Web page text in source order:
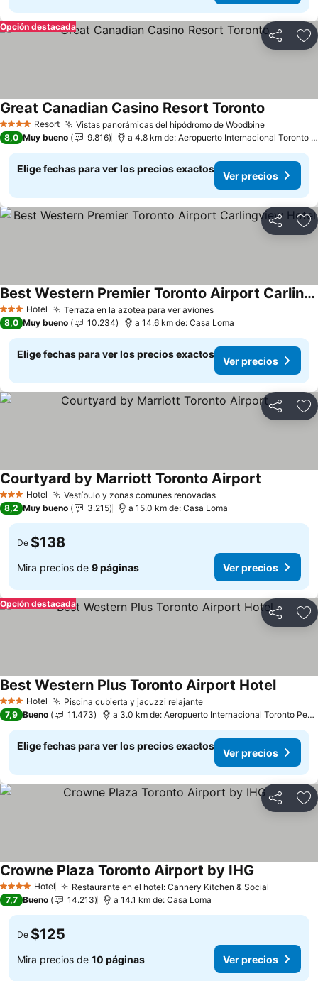
Compartir
Opción destacada
4 EstrellasResort Vistas panorámicas del hipódromo de Woodbine
Great Canadian Casino Resort Toronto
8,0 Muy bueno 9.816 a 4.8 km de: Aeropuerto Internacional Toronto Pearson
Elige fechas para ver los precios exactos
Ver precios
Compartir
3 Estrellas
Hotel Terraza en la azotea para ver aviones
Best Western Premier Toronto Airport Carlingview Hotel
8,0 Muy bueno 10.234 a 14.6 km de: Casa Loma
Elige fechas para ver los precios exactos
Ver precios
Compartir
3 Estrellas
Hotel Vestíbulo y zonas comunes renovadas
Courtyard by Marriott Toronto Airport
8,2 Muy bueno 3.215 a 15.0 km de: Casa Loma
De $138
Mira precios de 9 páginas Ver precios
Compartir
Opción destacada
3 Estrellas
Hotel Piscina cubierta y jacuzzi relajante
Best Western Plus Toronto Airport Hotel
7,9 Bueno 11.473 a 3.0 km de: Aeropuerto Internacional Toronto Pearson
Elige fechas para ver los precios exactos
Ver precios
Compartir
4 EstrellasHotel Restaurante en el hotel: Cannery Kitchen & Social
Crowne Plaza Toronto Airport by IHG
7,7 Bueno 14.213 a 14.1 km de: Casa Loma
De $125
Mira precios de 10 páginas Ver precios